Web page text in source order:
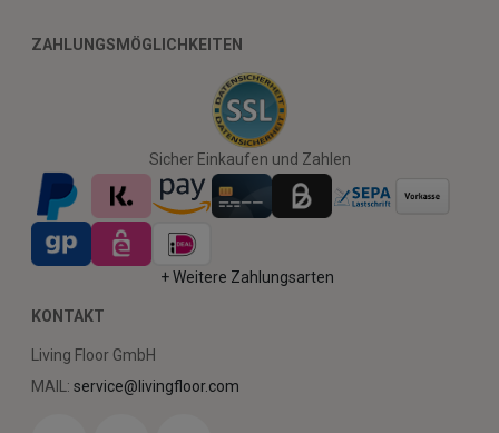
ZAHLUNGSMÖGLICHKEITEN
Sicher Einkaufen und Zahlen
+ Weitere Zahlungsarten
KONTAKT
Living Floor GmbH
MAIL: service@livingfloor.com